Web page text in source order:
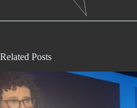
Related Posts